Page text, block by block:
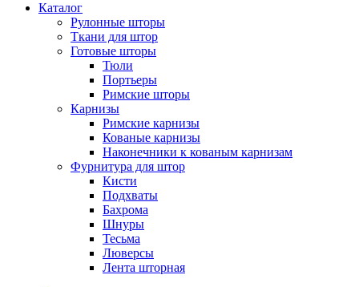
Каталог
Рулонные шторы
Ткани для штор
Готовые шторы
Тюли
Портьеры
Римские шторы
Карнизы
Римские карнизы
Кованые карнизы
Наконечники к кованым карнизам
Фурнитура для штор
Кисти
Подхваты
Бахрома
Шнуры
Тесьма
Люверсы
Лента шторная